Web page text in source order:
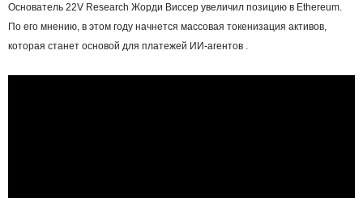
Основатель 22V Research Жорди Виссер увеличил позицию в Ethereum.
По его мнению, в этом году начнется массовая токенизация активов,
которая станет основой для платежей ИИ-агентов .